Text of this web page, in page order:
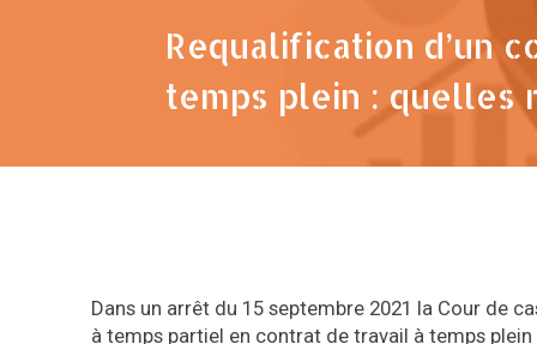
Requalification d’un
temps plein : quelles
Dans un arrêt du 15 septembre 2021 la Cour de
à temps partiel en contrat de travail à temps